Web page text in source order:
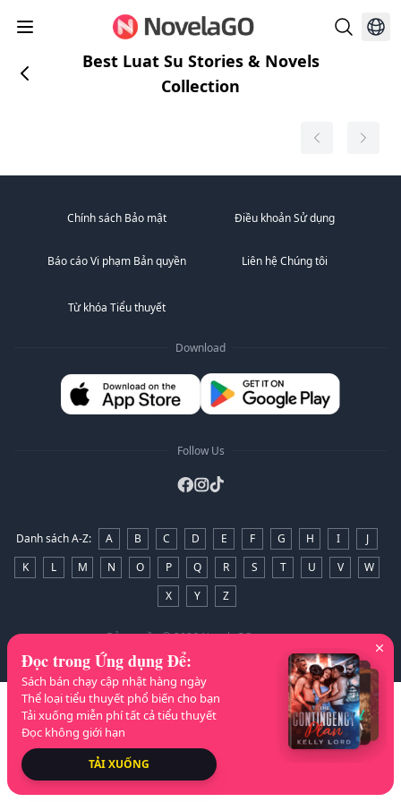
Best Luat Su Stories & Novels
Collection
Chính sách Bảo mật Điều khoản Sử dụng
Báo cáo Vi phạm Bản quyền Liên hệ Chúng tôi
Từ khóa Tiểu thuyết
Download
Follow Us
Danh sách A-Z: A B C D E F G H I
J
K
L M N O P Q R S T U V
W
X
Y Z
Bản quyền© 2026 NovelaGO
Đọc trong Ứng dụng Để:
Sách bán chạy cập nhật hàng ngày
Thể loại tiểu thuyết phổ biến cho bạn
Tải xuống miễn phí tất cả tiểu thuyết
Đọc không giới hạn
TẢI XUỐNG